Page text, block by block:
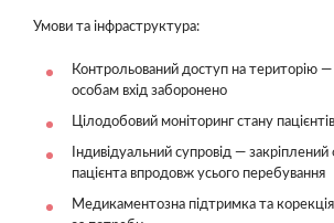
Умови та інфраструктура:
Контрольований доступ на територію —
особам вхід заборонено
Цілодобовий моніторинг стану пацієнтів
Індивідуальний супровід — закріплений
пацієнта впродовж усього перебування
Медикаментозна підтримка та